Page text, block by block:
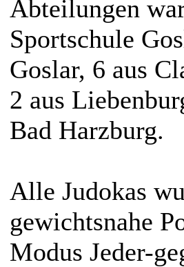
Abteilungen
Sportschule
Goslar, 6 aus
2 aus
Bad Harzburg.
Alle Judokas
gewichtsnahe
Modus Jeder-